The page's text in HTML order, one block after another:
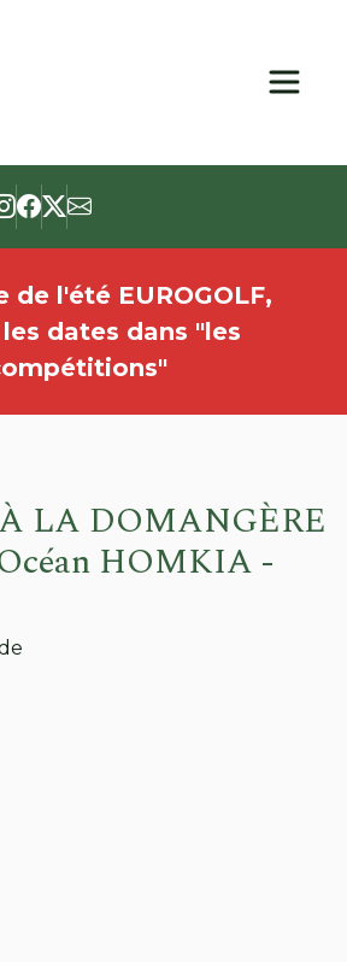
de l'été EUROGOLF,
dates dans "les
LA DOMANGÈRE
HOMKIA -